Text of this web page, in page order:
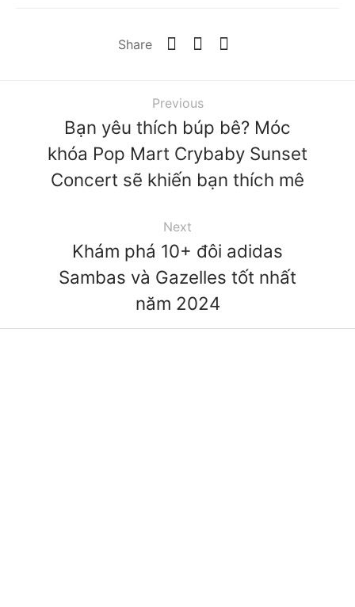
Share
Previous
Bạn yêu thích búp bê? Móc
khóa Pop Mart Crybaby Sunset
Concert sẽ khiến bạn thích mê
Next
Khám phá 10+ đôi adidas
Sambas và Gazelles tốt nhất
năm 2024